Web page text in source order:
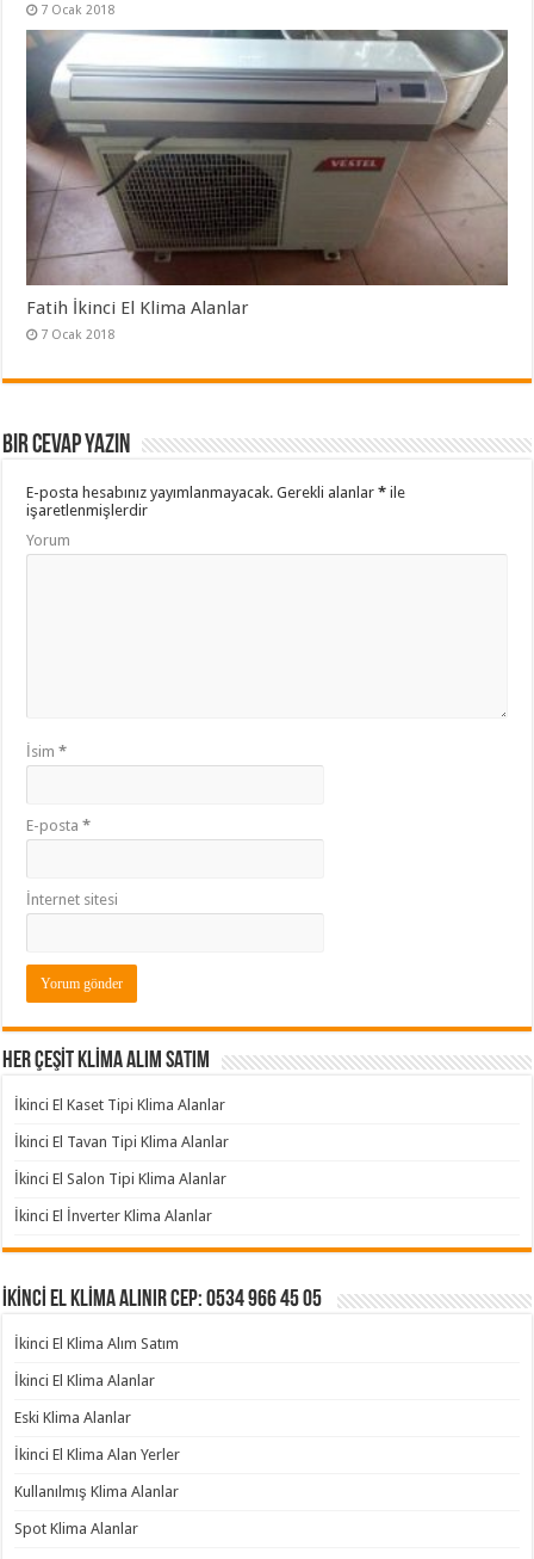
7 Ocak 2018
Fatih İkinci El Klima Alanlar
7 Ocak 2018
Bir cevap yazın
E-posta hesabınız yayımlanmayacak. Gerekli alanlar* ile
işaretlenmişlerdir
Yorum
İsim*
E-posta*
İnternet sitesi
HER ÇEŞİT KLİMA ALIM SATIM
İkinci El Kaset Tipi Klima Alanlar
İkinci El Tavan Tipi Klima Alanlar
İkinci El Salon Tipi Klima Alanlar
İkinci El İnverter Klima Alanlar
İKİNCİ EL KLİMA ALINIR Cep: 0534 966 45 05
İkinci El Klima Alım Satım
İkinci El Klima Alanlar
Eski Klima Alanlar
İkinci El Klima Alan Yerler
Kullanılmış Klima Alanlar
Spot Klima Alanlar